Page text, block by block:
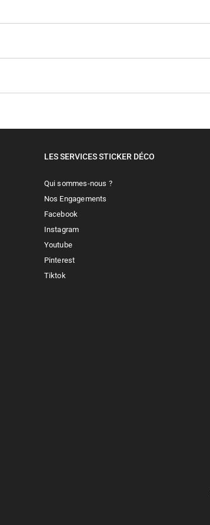
LES SERVICES STICKER DÉCO
Qui sommes-nous ?
Nos Engagements
Facebook
Instagram
Youtube
Pinterest
Tiktok